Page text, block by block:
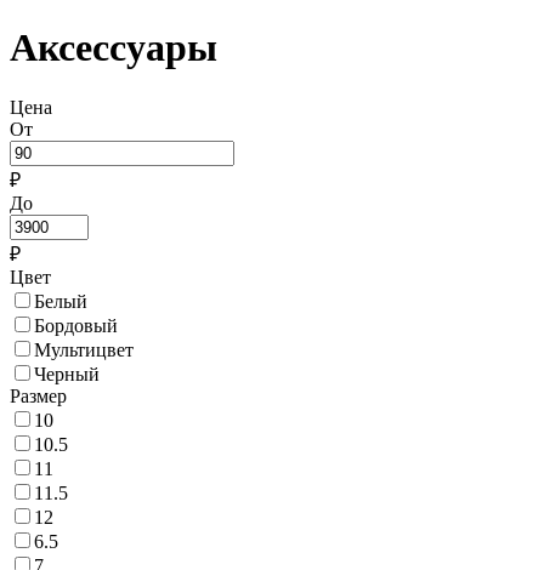
Аксессуары
Цена
От
₽
До
₽
Цвет
Белый
Бордовый
Мультицвет
Черный
Размер
10
10.5
11
11.5
12
6.5
7